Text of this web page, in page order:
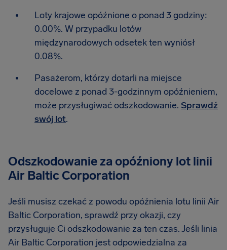
Loty krajowe opóźnione o ponad 3 godziny:
0.00%. W przypadku lotów
międzynarodowych odsetek ten wyniósł
0.08%.
Pasażerom, którzy dotarli na miejsce
docelowe z ponad 3-godzinnym opóźnieniem,
może przysługiwać odszkodowanie. Sprawdź
swój lot.
Odszkodowanie za opóźniony lot linii
Air Baltic Corporation
Jeśli musisz czekać z powodu opóźnienia lotu linii Air
Baltic Corporation, sprawdź przy okazji, czy
przysługuje Ci odszkodowanie za ten czas. Jeśli linia
Air Baltic Corporation jest odpowiedzialna za